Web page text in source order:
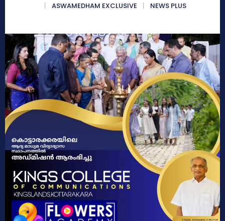
ASWAMEDHAM EXCLUSIVE
NEWS PLUS